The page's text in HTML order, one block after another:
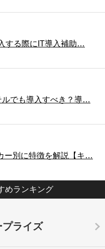
する際にIT導入補助…
ルでも導入すべき？導…
ー別に特徴を解説【キ…
めランキング
ライズ